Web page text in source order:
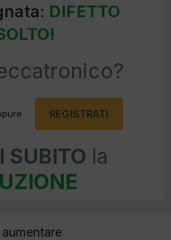
DIFETTO
REGISTRATI
SUBITO la